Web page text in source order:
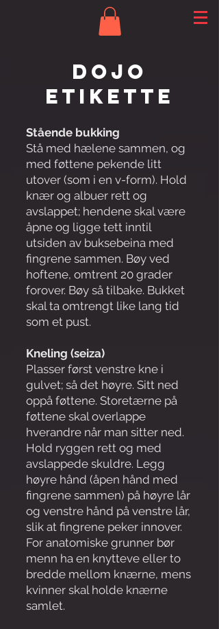
DOJO
ETIKETTE
Stående bukking
Stå med hælene sammen, og
med føttene pekende litt
utover (som i en v-form). Hold
knær og albuer rett og
avslappet; hendene skal være
åpne og ligge tett inntil
utsiden av buksebeina med
fingrene sammen. Bøy ved
hoftene, omtrent 20 grader
forover. Bøy så tilbake. Bukket
skal ta omtrengt like lang tid
som et pust.
Kneling (seiza)
Plasser først venstre kne i
gulvet; så det høyre. Sitt ned
oppå føttene. Storetærne på
føttene skal overlappe
hverandre når man sitter ned.
Hold ryggen rett og med
avslappede skuldre. Legg
høyre hånd (åpen hånd med
fingrene sammen) på høyre lår
og venstre hånd på venstre lår,
slik at fingrene peker innover.
For anatomiske grunner bør
menn ha en knytteve eller to
bredde mellom knærne, mens
kvinner skal holde knærne
samlet.